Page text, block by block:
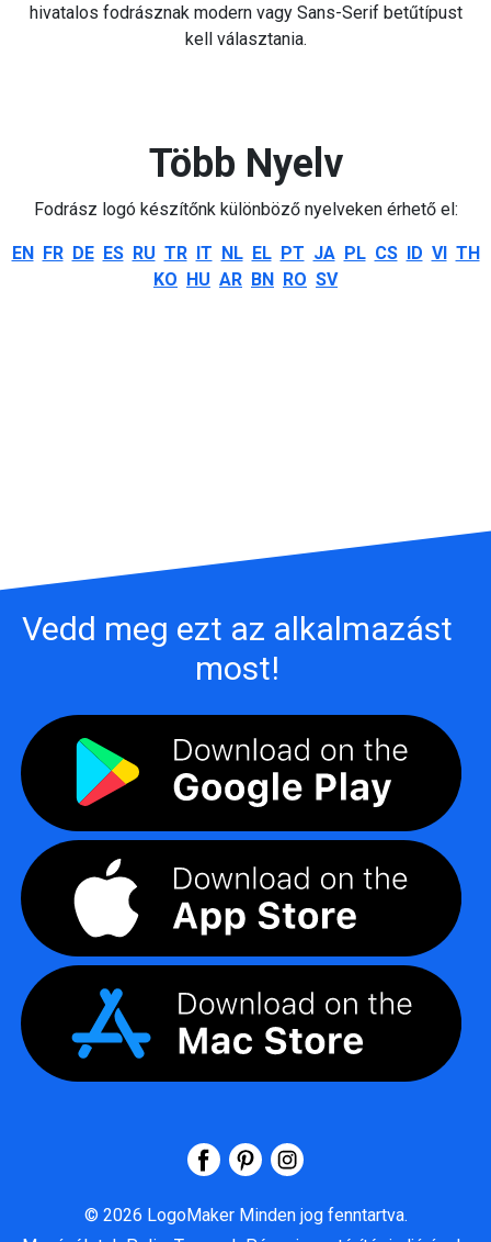
hivatalos fodrásznak modern vagy Sans-Serif betűtípust
kell választania.
Több Nyelv
Fodrász logó készítőnk különböző nyelveken érhető el:
EN FR DE ES RU TR IT NL EL PT JA PL CS ID VI TH
KO HU AR BN RO SV
Vedd meg ezt az alkalmazást
most!
© 2026 LogoMaker Minden jog fenntartva.